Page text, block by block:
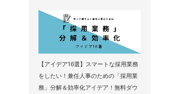
【アイデア16選】スマートな採用業務
をしたい！兼任人事のための「採用業
務」分解＆効率化アイデア！無料ダウ